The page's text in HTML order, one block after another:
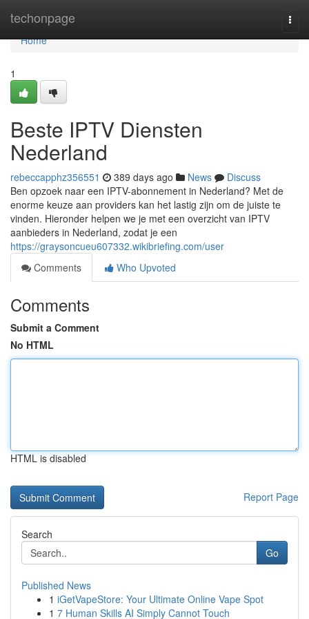
techonpage
Home
Home
1
Beste IPTV Diensten
Nederland
rebeccapphz356551 389 days ago News
Discuss
Ben opzoek naar een IPTV-abonnement in Nederland? Met de
enorme keuze aan providers kan het lastig zijn om de juiste te
vinden. Hieronder helpen we je met een overzicht van IPTV
aanbieders in Nederland, zodat je een
https://graysoncueu607332.wikibriefing.com/user
Comments
Who Upvoted
Comments
Submit a Comment
No HTML
HTML is disabled
Report Page
Search
Go
Published News
1 iGetVapeStore: Your Ultimate Online Vape Spot
1 7 Human Skills AI Simply Cannot Touch